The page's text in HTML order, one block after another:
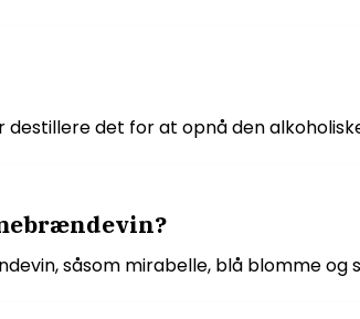
det for at opnå den
såsom mirabelle, blå blomme og